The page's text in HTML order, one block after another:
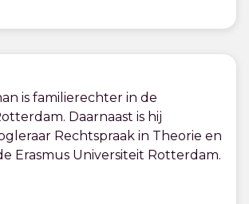
is familierechter in de
Daarnaast is hij
Rechtspraak in Theorie en
Erasmus Universiteit Rotterdam.